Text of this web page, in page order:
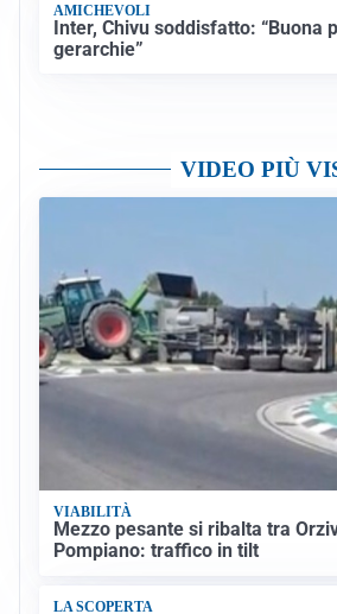
AMICHEVOLI
Inter, Chivu soddisfatto: “Buona
gerarchie”
VIDEO PIÙ
VIABILITÀ
Mezzo pesante si ribalta tra
Pompiano: traffico in tilt
LA SCOPERTA